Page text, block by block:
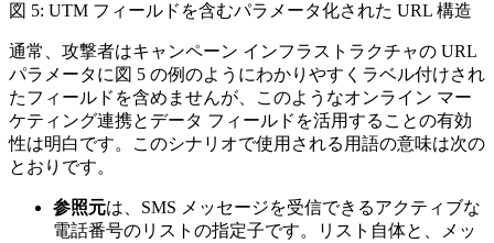
図 5: UTM フィールドを含むパラメータ化された URL 構造
通常、攻撃者はキャンペーン インフラストラクチャの URL
パラメータに図 5 の例のようにわかりやすくラベル付けされ
たフィールドを含めませんが、このようなオンライン マー
ケティング連携とデータ フィールドを活用することの有効
性は明白です。このシナリオで使用される用語の意味は次の
とおりです。
参照元は、 SMS メッセージを受信できるアクティブな
電話番号のリストの指定子です。リスト自体と、メッ